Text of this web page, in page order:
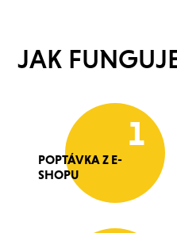
JAK
1
POPTÁVKA Z E-
SHOPU